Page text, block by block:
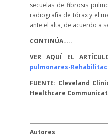
secuelas de fibrosis
radiografía de tórax y el
ante el alta, de acuerdo a
CONTINÚA…..
VER AQUÍ EL
pulmonares-
FUENTE: Cleveland
Healthcare
Autores